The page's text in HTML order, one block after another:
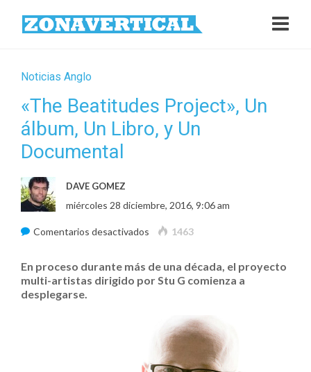
Noticias Anglo
«The Beatitudes Project», Un
álbum, Un Libro, y Un
Documental
DAVE GOMEZ
miércoles 28 diciembre, 2016, 9:06 am
Comentarios desactivados en
Beatitudes
álbum,
Libro,
1463
En proceso durante más de una década, el proyecto
multi-artistas dirigido por Stu G comienza a
desplegarse.